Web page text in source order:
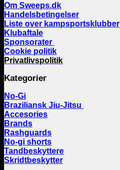
Om Sweeps.dk
Handelsbetingelser
Liste over kampsportsklubber
Klubaftale
Sponsorater
Cookie politik
Privatlivspolitik
Kategorier
No-Gi
Braziliansk Jiu-Jitsu
Accesories
Brands
Rashguards
No-gi shorts
Tandbeskyttere
Skridtbeskytter